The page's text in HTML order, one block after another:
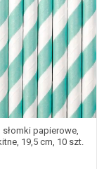
słomki papierowe,
19,5 cm, 10 szt.